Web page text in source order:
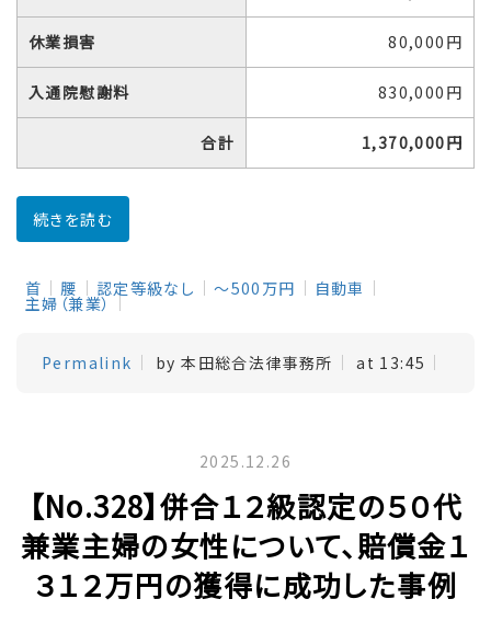
休業損害 80,000円
入通院慰謝料 830,000円
合計 1,370,000円
続きを読む
首 腰 認定等級なし ～500万円 自動車
主婦（兼業）
Permalink by 本田総合法律事務所 at 13:45
2025.12.26
【No.328】併合１２級認定の５０代
兼業主婦の女性について、賠償金１
３１２万円の獲得に成功した事例